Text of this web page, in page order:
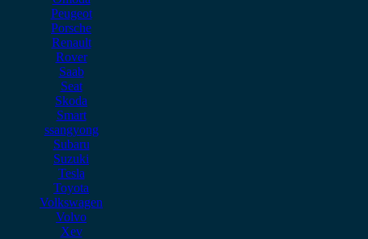
Peugeot
Porsche
Renault
Rover
Saab
Seat
Skoda
Smart
ssangyong
Subaru
Suzuki
Tesla
Toyota
Volkswagen
Volvo
Xev